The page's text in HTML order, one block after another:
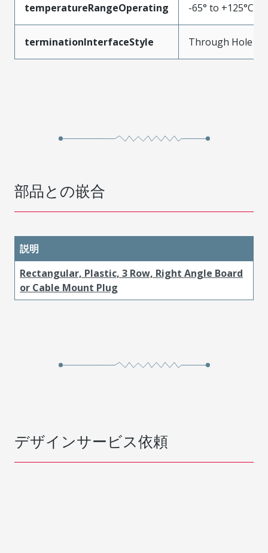
temperatureRangeOperating -65° to +125°C
terminationInterfaceStyle Through Hole
部品との嵌合
説明
Rectangular, Plastic, 3 Row, Right Angle Board
or Cable Mount Plug
デザインサービス依頼